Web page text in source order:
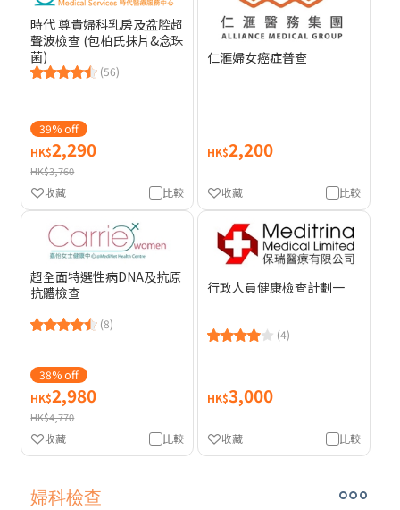
時代 尊貴婦科乳房及盆腔超
聲波檢查 (包柏氏抹片&念珠
菌)
(56)
39% off
HK$2,290
HK$3,760
比較
收藏
仁滙婦女癌症普查
HK$2,200
比較
收藏
超全面特選性病DNA及抗原
抗體檢查
(8)
38% off
HK$2,980
HK$4,770
比較
收藏
行政人員健康檢查計劃一
(4)
HK$3,000
比較
收藏
婦科檢查